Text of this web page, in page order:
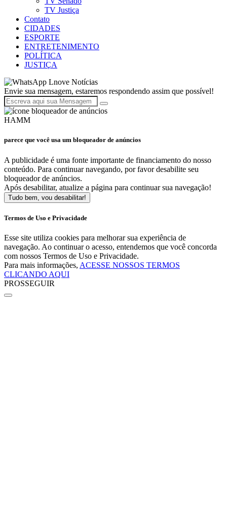
TV Justiça
Contato
CIDADES
ESPORTE
ENTRETENIMENTO
POLÍTICA
JUSTIÇA
Lnove Notícias
Envie sua mensagem, estaremos respondendo assim que possível!
HAMM
parece que você usa um bloqueador de anúncios
A publicidade é uma fonte importante de financiamento do nosso
conteúdo. Para continuar navegando, por favor desabilite seu
bloqueador de anúncios.
Após desabilitar, atualize a página para continuar sua navegação!
Tudo bem, vou desabilitar!
Termos de Uso e Privacidade
Esse site utiliza cookies para melhorar sua experiência de
navegação. Ao continuar o acesso, entendemos que você concorda
com nossos Termos de Uso e Privacidade.
Para mais informações, ACESSE NOSSOS TERMOS
CLICANDO AQUI
PROSSEGUIR